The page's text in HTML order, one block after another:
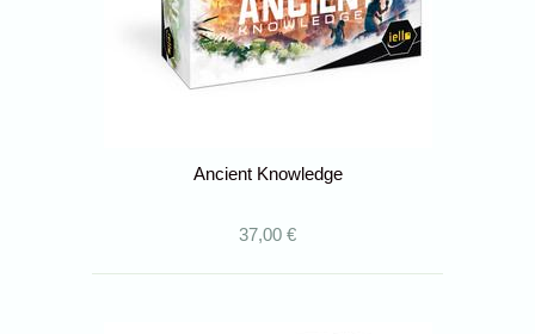
Ancient Knowledge
37,00 €